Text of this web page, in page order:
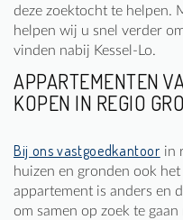
deze zoektocht te helpen.
helpen wij u snel verder
vinden nabij Kessel-Lo.
APPARTEMENTEN
KOPEN IN REGIO
Bij ons vastgoedkantoor in
huizen en gronden ook
appartement is anders en
om samen op zoek te